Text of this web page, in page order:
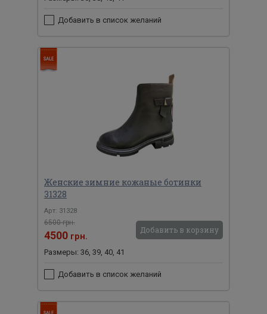
Добавить в список желаний
Женские зимние кожаные ботинки
31328
Арт: 31328
6500 грн.
4500 грн.
Добавить в корзину
Размеры: 36, 39, 40, 41
Добавить в список желаний